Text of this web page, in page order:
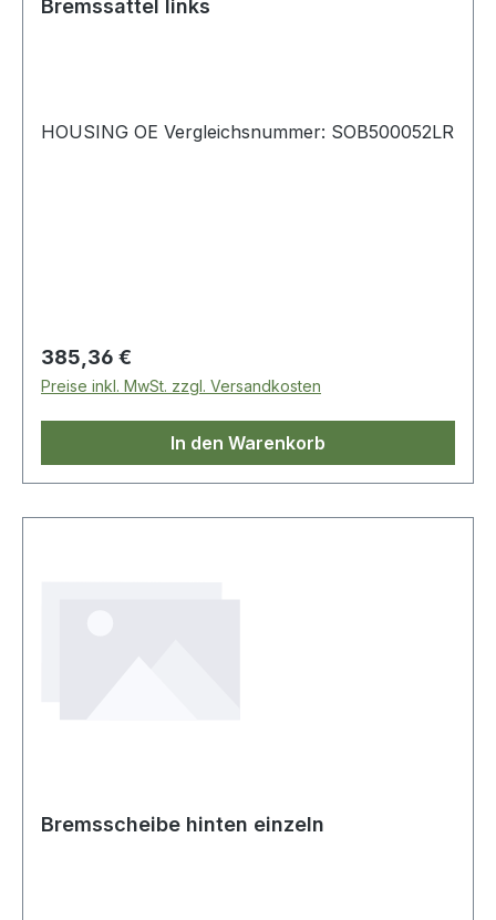
Bremssattel links
HOUSING OE Vergleichsnummer: SOB500052LR
Regulärer Preis:
385,36 €
Preise inkl. MwSt. zzgl. Versandkosten
In den Warenkorb
Bremsscheibe hinten einzeln